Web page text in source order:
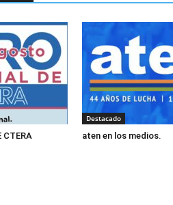
CTERA
Destacado
aten en los medios.